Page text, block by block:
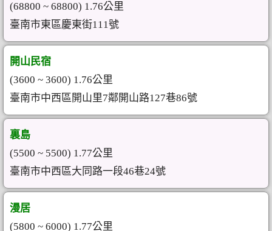
(68800 ~ 68800) 1.76公里
臺南市東區慶東街111號
開山民宿
(3600 ~ 3600) 1.76公里
臺南市中西區開山里7鄰開山路127巷86號
裏島
(5500 ~ 5500) 1.77公里
臺南市中西區大同路一段46巷24號
漫居
(5800 ~ 6000) 1.77公里